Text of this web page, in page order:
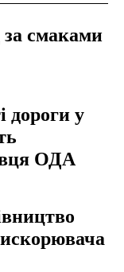
за смаками
дороги у
ОДА